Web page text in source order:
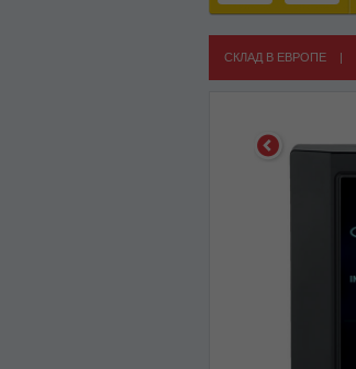
СКЛАД В ЕВРОПЕ |